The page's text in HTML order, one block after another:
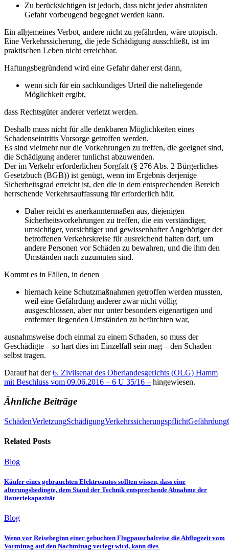
Zu berücksichtigen ist jedoch, dass nicht jeder abstrakten
Gefahr vorbeugend begegnet werden kann.
Ein allgemeines Verbot, andere nicht zu gefährden, wäre utopisch.
Eine Verkehrssicherung, die jede Schädigung ausschließt, ist im
praktischen Leben nicht erreichbar.
Haftungsbegründend wird eine Gefahr daher erst dann,
wenn sich für ein sachkundiges Urteil die naheliegende
Möglichkeit ergibt,
dass Rechtsgüter anderer verletzt werden.
Deshalb muss nicht für alle denkbaren Möglichkeiten eines
Schadenseintritts Vorsorge getroffen werden.
Es sind vielmehr nur die Vorkehrungen zu treffen, die geeignet sind,
die Schädigung anderer tunlichst abzuwenden.
Der im Verkehr erforderlichen Sorgfalt (§ 276 Abs. 2 Bürgerliches
Gesetzbuch (BGB)) ist genügt, wenn im Ergebnis derjenige
Sicherheitsgrad erreicht ist, den die in dem entsprechenden Bereich
herrschende Verkehrsauffassung für erforderlich hält.
Daher reicht es anerkanntermaßen aus, diejenigen
Sicherheitsvorkehrungen zu treffen, die ein verständiger,
umsichtiger, vorsichtiger und gewissenhafter Angehöriger der
betroffenen Verkehrskreise für ausreichend halten darf, um
andere Personen vor Schäden zu bewahren, und die ihm den
Umständen nach zuzumuten sind.
Kommt es in Fällen, in denen
hiernach keine Schutzmaßnahmen getroffen werden mussten,
weil eine Gefährdung anderer zwar nicht völlig
ausgeschlossen, aber nur unter besonders eigenartigen und
entfernter liegenden Umständen zu befürchten war,
ausnahmsweise doch einmal zu einem Schaden, so muss der
Geschädigte – so hart dies im Einzelfall sein mag – den Schaden
selbst tragen.
Darauf hat der6. Zivilsenat des Oberlandesgerichts (OLG) Hamm
mit Beschluss vom 09.06.2016 – 6 U 35/16 – hingewiesen.
Ähnliche Beiträge
SchädenVerletzungSchädigungVerkehrssicherungspflichtGefährdung
Related Posts
Blog
Käufer eines gebrauchten Elektroautos sollten wissen, dass eine
alterungsbedingte, dem Stand der Technik entsprechende Abnahme der
Batteriekapazität
Blog
Wenn vor Reisebeginn einer gebuchten Flugpauschalreise die Abflugzeit vom
Vormittag auf den Nachmittag verlegt wird, kann dies